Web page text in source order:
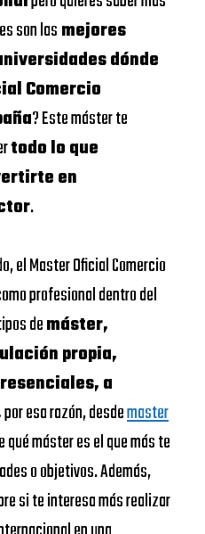
son lasmejores
dónde
Comercio
? Este máster te
todo lo que
en
.
el Master Oficial Comercio
profesional dentro del
demáster,
propia,
a
por esa razón, desdemaster
máster es el que más te
o objetivos. Además,
si te interesa más realizar